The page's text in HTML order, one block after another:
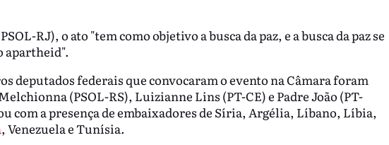
RJ), o ato "tem como objetivo a busca da paz, e a busca da paz se
apartheid".
deputados federais que convocaram o evento na Câmara foram
(PSOL-RS), Luizianne Lins (PT-CE) e Padre João (PT-
com a presença de embaixadores de Síria, Argélia, Líbano, Líbia,
, Venezuela e Tunísia.